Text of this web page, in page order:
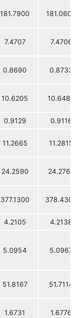
181.7900 181.0600
7.4707 7.4706
0.8690 0.8733
10.6205 10.6480
0.9129 0.9116
11.2665 11.2815
24.2590 24.2760
377.1300 378.4300
4.2105 4.2138
5.0954 5.0967
51.8167 51.7114
1.6731 1.6776